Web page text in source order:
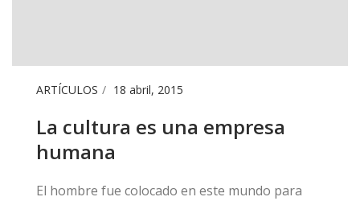
ARTÍCULOS 18 abril, 2015
La cultura es una empresa
humana
​El hombre fue colocado en este mundo para